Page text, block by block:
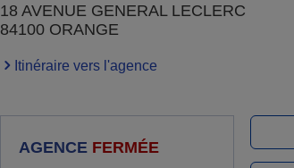
18 AVENUE GENERAL LECLERC
84100 ORANGE
Itinéraire vers l'agence
AGENCE FERMÉE